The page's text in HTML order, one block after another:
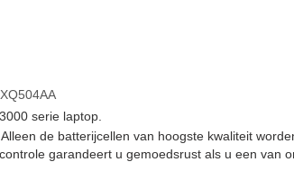
XQ504AA
serie laptop.
de batterijcellen van hoogste kwaliteit
garandeert u gemoedsrust als u een van